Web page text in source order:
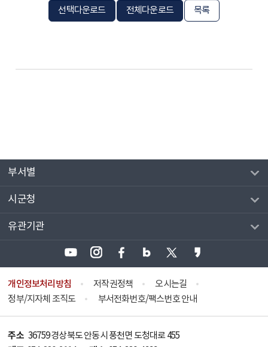
선택다운로드 전체다운로드 목록
부서별
시군청
유관기관
개인정보처리방침 저작권정책
오시는길
정부/지자체 조직도
부서전화번호/팩스번호 안내
주소 36759 경상북도 안동시 풍천면 도청대로 455